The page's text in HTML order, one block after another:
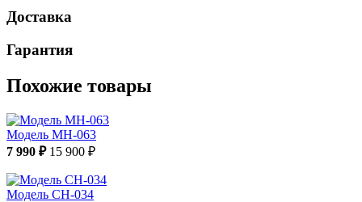
Доставка
Гарантия
Похожие товары
Модель МН-063
7 990 ₽ 15 900 ₽
Модель СН-034